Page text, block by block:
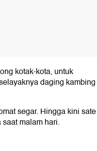
kotak-kota, untuk
daging kambing
segar. Hingga kini sate
malam hari.